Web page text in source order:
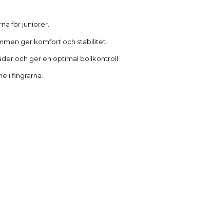
för juniorer.
ger komfort och stabilitet.
och ger en optimal bollkontroll.
i fingrarna.